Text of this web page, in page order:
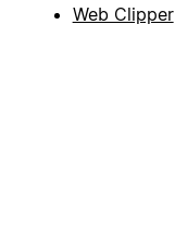
Web Clipper